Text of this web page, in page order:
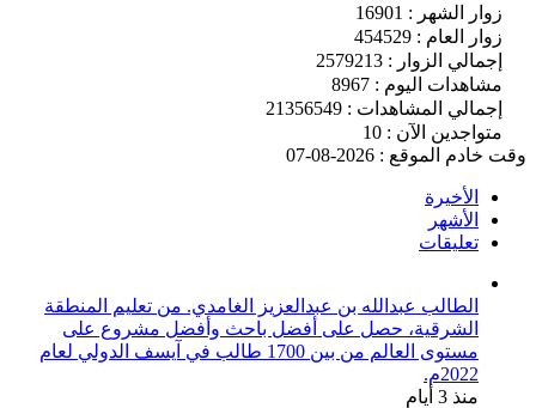
زوار الشهر : 16901
زوار العام : 454529
إجمالي الزوار : 2579213
مشاهدات اليوم : 8967
إجمالي المشاهدات : 21356549
متواجدين الآن : 10
وقت خادم الموقع : 2026-08-07
الأخيرة
الأشهر
تعليقات
الطالب عبدالله بن عبدالعزيز الغامدي. من تعليم المنطقة
الشرقية، حصل على أفضل باحث وأفضل مشروع على
مستوى العالم من بين 1700 طالب في آيسف الدولي لعام
2022م.
منذ 3 أيام